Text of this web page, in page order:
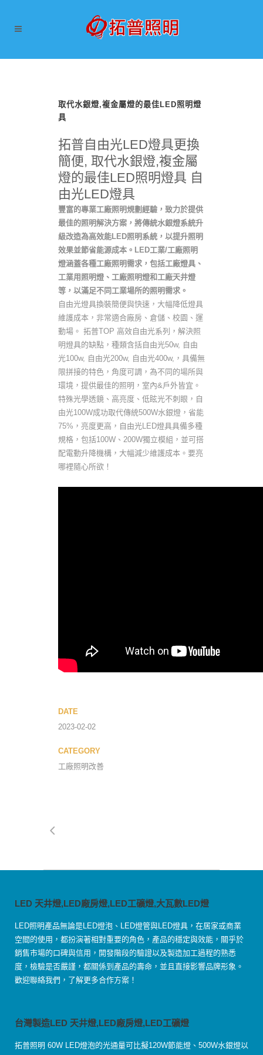
取代水銀燈,複金屬燈的最佳LED照明燈
具
拓普自由光LED燈具更換
簡便, 取代水銀燈,複金屬
燈的最佳LED照明燈具 自
由光LED燈具
豐富的專業工廠照明規劃經驗，致力於提供
最佳的照明解決方案，將傳統水銀燈系統升
級改造為高效能LED照明系統，以提升照明
效果並節省能源成本。LED工業/工廠照明
燈涵蓋各種工廠照明需求，包括工廠燈具、
工業用照明燈、工廠照明燈和工廠天井燈
等，以滿足不同工業場所的照明需求。
自由光燈具換裝簡便與快速，大幅降低燈具
維護成本，非常適合廠房、倉儲、校園、運
動場。 拓普TOP 高效自由光系列，解決照
明燈具的缺點，種類含括自由光50w, 自由
光100w, 自由光200w, 自由光400w,，具備無
限拼接的特色，角度可調，為不同的場所與
環境，提供最佳的照明，室內&戶外皆宜。
特殊光學透鏡、高亮度、低眩光不刺眼，自
由光100W成功取代傳統500W水銀燈，省能
75%，亮度更高，自由光LED燈具具備多種
規格，包括100W、200W獨立模組，並可搭
配電動升降機構，大幅減少維護成本。要亮
哪裡隨心所欲！
DATE
2023-02-02
CATEGORY
工廠照明改善
LED 天井燈,LED廠房燈,LED工礦燈,大瓦數LED燈
LED照明產品無論是LED燈泡、LED燈管與LED燈具，在居家或商業
空間的使用，都扮演著相對重要的角色，產品的穩定與效能，關乎於
銷售市場的口碑與信用，開發階段的驗證以及製造加工過程的熟悉
度，檢驗是否嚴謹，都關係到產品的壽命，並且直接影響品牌形象。
歡迎聯絡我們，了解更多合作方案！
台灣製造LED 天井燈,LED廠房燈,LED工礦燈
拓普照明 60W LED燈泡的光通量可比擬120W節能燈、500W水銀燈以